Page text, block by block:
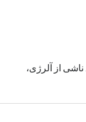
از آلرژی،